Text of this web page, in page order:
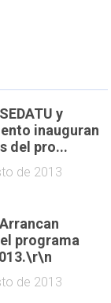
y
inauguran
del pro...
de 2013
programa
de 2013